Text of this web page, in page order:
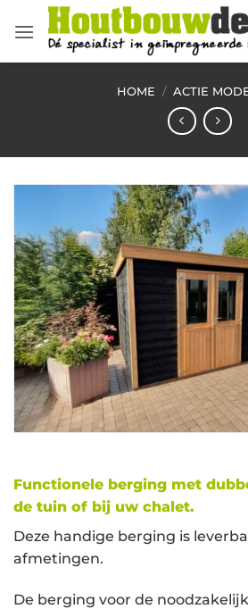
naar
HOME / ACTIE
Functionele berging met
de tuin of bij uw chalet.
Deze handige berging is
afmetingen.
De berging voor de